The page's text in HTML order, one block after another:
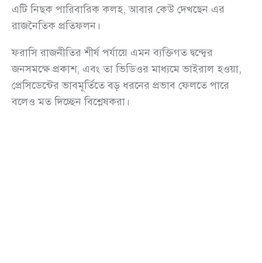
এটি নিছক পারিবারিক কলহ, আবার কেউ দেখছেন এর
রাজনৈতিক প্রতিফলন।
ফরাসি রাজনীতির শীর্ষ পর্যায়ে এমন ব্যক্তিগত দ্বন্দ্বের
জনসমক্ষে প্রকাশ, এবং তা ভিডিওর মাধ্যমে ভাইরাল হওয়া,
প্রেসিডেন্টের ভাবমূর্তিতে বড় ধরনের প্রভাব ফেলতে পারে
বলেও মত দিচ্ছেন বিশ্লেষকরা।